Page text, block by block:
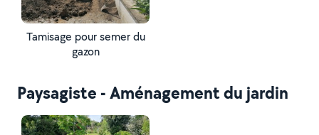
Tamisage pour semer du
gazon
Paysagiste - Aménagement du jardin